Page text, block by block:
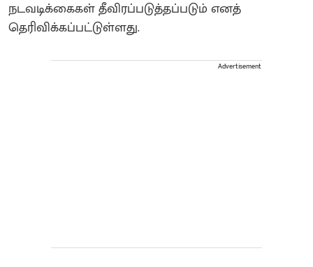
நடவடிக்கைகள் தீவிரப்படுத்தப்படும் எனத்
தெரிவிக்கப்பட்டுள்ளது.
Advertisement